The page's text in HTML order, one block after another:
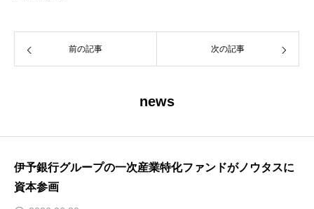
前の記事 次の記事
news
伊予銀行グループの一次産業特化ファンドがノウタスに
資本参画